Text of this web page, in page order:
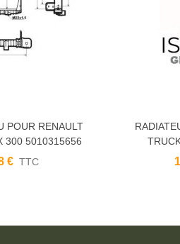
POUR RENAULT
300 5010315656
5001856534
€ TTC